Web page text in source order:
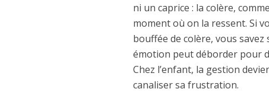
ni un caprice : la colère,
moment où on la ressent. Si
bouffée de colère, vous savez
émotion peut déborder pour
Chez l’enfant, la gestion
canaliser sa frustration.